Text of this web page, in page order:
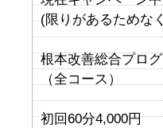
(限りがあるためな
根本改善総合プロ
（全コース）
初回60分4,000円